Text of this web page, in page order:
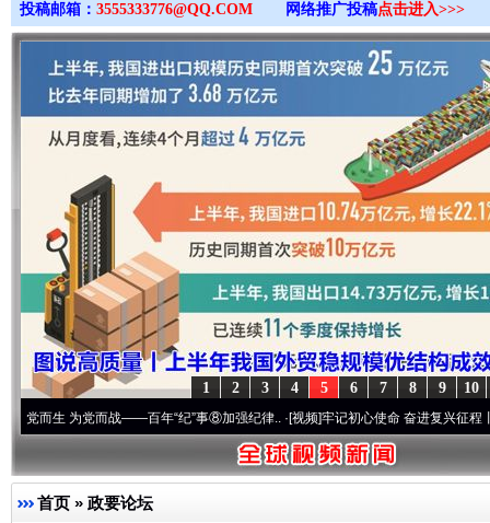
投稿邮箱： 3555333776@QQ.COM 网络推广投稿点击进入>>>
10
9
8
7
6
5
4
3
2
1
为党而战——百年“纪”事⑧加强纪律..·[视频]牢记初心使命 奋进复兴征程丨“转折之城
首页 » 政要论坛